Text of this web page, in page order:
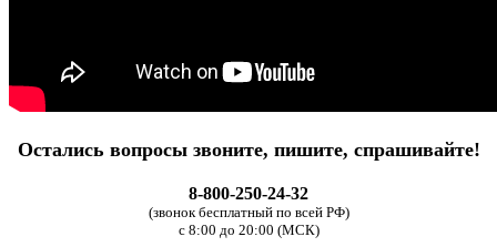
Остались вопросы звоните, пишите, спрашивайте!
8-800-250-24-32
(звонок бесплатный по всей РФ)
с 8:00 до 20:00 (МСК)